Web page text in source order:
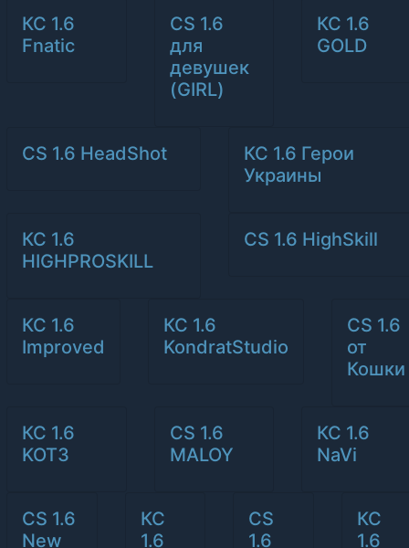
КС 1.6
Fnatic
CS 1.6
для
девушек
(GIRL)
КС 1.6
GOLD
CS 1.6 HeadShot
КС 1.6 Герои
Украины
КС 1.6
HIGHPROSKILL
CS 1.6 HighSkill
КС 1.6
Improved
КС 1.6
KondratStudio
CS 1.6
от
Кошки
КС 1.6
KOT3
CS 1.6
MALOY
КС 1.6
NaVi
CS 1.6
New
КС
1.6
CS
1.6
КС
1.6